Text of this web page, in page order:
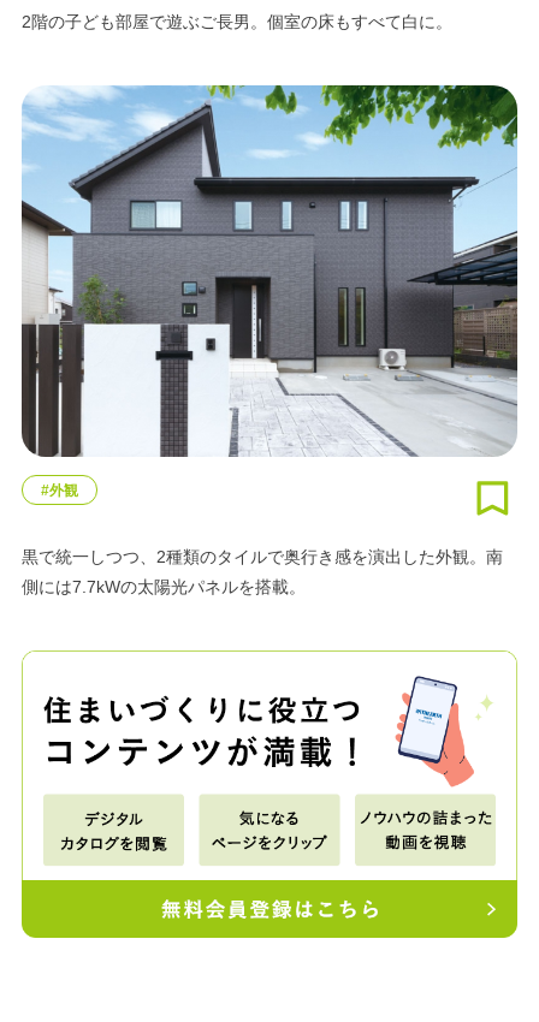
2階の子ども部屋で遊ぶご長男。個室の床もすべて白に。
#外観
黒で統一しつつ、2種類のタイルで奥行き感を演出した外観。南
側には7.7kWの太陽光パネルを搭載。